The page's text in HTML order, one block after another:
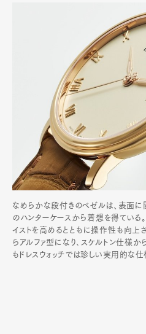
なめらかな段付きのベゼルは、表面
のハンターケースから着想を得ている
イストを高めるとともに操作性も向上
らアルファ型になり､スケルトン仕様か
もドレスウォッチでは珍しい実用的な仕